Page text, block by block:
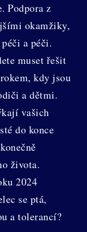
Podpora z
okamžiky,
a péči.
muset řešit
kdy jsou
a dětmi.
vašich
do konce
života.
2024
se ptá,
a tolerancí?